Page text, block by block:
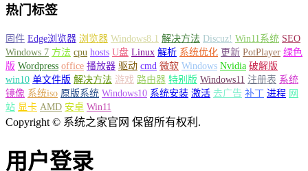
热门标签
固件 Edge浏览器 浏览器 Windows8.1 解决方法 Discuz! Win11系统 SEO
Windows 7 方法 cpu hosts U盘 Linux 解析 系统优化 更新 PotPlayer 绿色
版 Wordpress office 播放器 驱动 cmd 微软 Windows Nvidia 破解版
win10 单文件版 解决方法 游戏 路由器 特别版 Windows11 注册表 系统
镜像 系统iso 原版系统 Windows10 系统安装 激活 去广告 补丁 进程 网
站 显卡 AMD 安卓 Win11
Copyright © 系统之家官网 保留所有权利.
用户登录